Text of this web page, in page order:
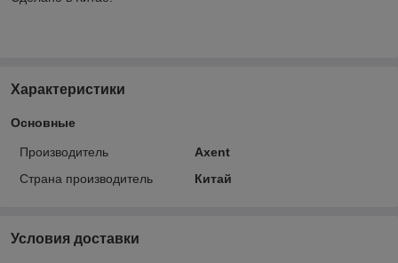
Характеристики
Основные
Производитель
Axent
Страна производитель
Китай
Условия доставки